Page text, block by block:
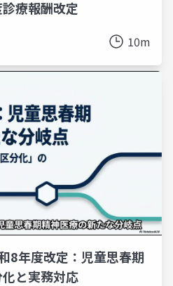
療報酬改定
10m
8年度改定：児童思春期
と実務対応